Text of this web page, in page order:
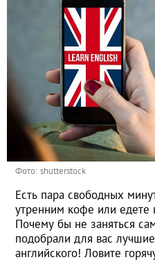
Фото: shutterstock
Есть пара свободных
утренним кофе или едете
Почему бы не заняться
подобрали для вас
английского! Ловите